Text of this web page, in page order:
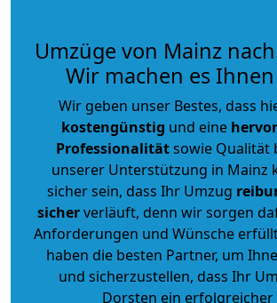
Umzüge von Mainz
Wir machen es
Wir geben unser Bestes, dass
kostengünstig und eine
Professionalitätsowie Qualität
unserer Unterstützung in Mainz
sicher sein, dass Ihr Umzug
sicherverläuft, denn wir sorgen
Anforderungen und Wünsche
haben die besten Partner, um
und sicherzustellen, dass Ihr
Dorsten ein erfolgreicher